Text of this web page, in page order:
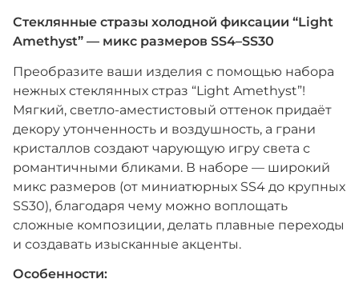
Стеклянные стразы холодной фиксации “Light
Amethyst” — микс размеров SS4–SS30
Преобразите ваши изделия с помощью набора
нежных стеклянных страз “Light Amethyst”!
Мягкий, светло-аместистовый оттенок придаёт
декору утонченность и воздушность, а грани
кристаллов создают чарующую игру света с
романтичными бликами. В наборе — широкий
микс размеров (от миниатюрных SS4 до крупных
SS30), благодаря чему можно воплощать
сложные композиции, делать плавные переходы
и создавать изысканные акценты.
Особенности: